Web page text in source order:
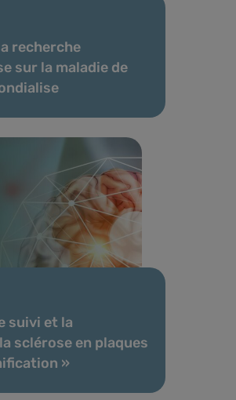
la recherche
sur la maladie de
suivi et la
sclérose en plaques
»